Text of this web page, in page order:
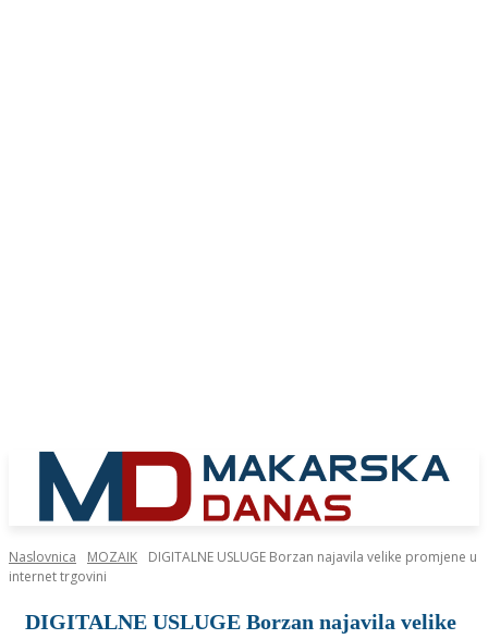
Naslovnica MOZAIK
DIGITALNE USLUGE Borzan najavila velike promjene u
internet trgovini
DIGITALNE USLUGE Borzan najavila velike